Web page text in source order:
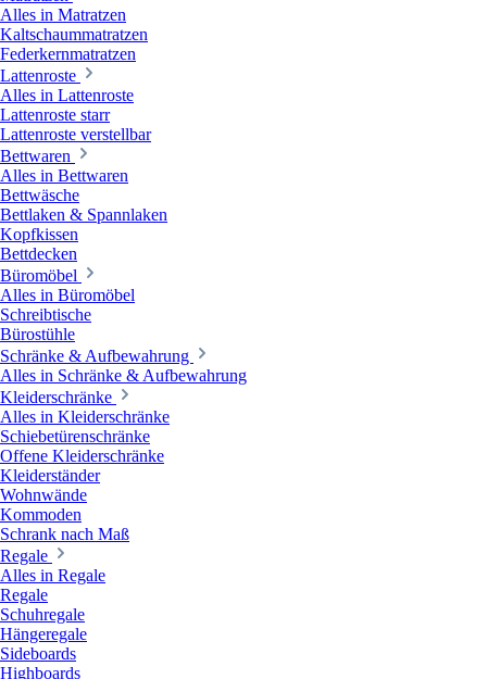
Alles in Matratzen
Kaltschaummatratzen
Federkernmatratzen
Lattenroste
Alles in Lattenroste
Lattenroste starr
Lattenroste verstellbar
Bettwaren
Alles in Bettwaren
Bettwäsche
Bettlaken & Spannlaken
Kopfkissen
Bettdecken
Büromöbel
Alles in Büromöbel
Schreibtische
Bürostühle
Schränke & Aufbewahrung
Alles in Schränke & Aufbewahrung
Kleiderschränke
Alles in Kleiderschränke
Schiebetürenschränke
Offene Kleiderschränke
Kleiderständer
Wohnwände
Kommoden
Schrank nach Maß
Regale
Alles in Regale
Regale
Schuhregale
Hängeregale
Sideboards
Highboards